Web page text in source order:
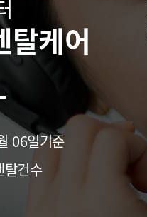
탈케어
06일기준
탈건수